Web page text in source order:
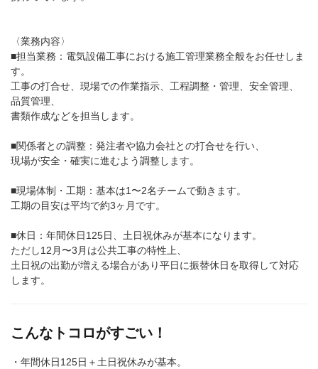
〈業務内容〉
■担当業務：電気設備工事における施工管理業務全般をお任せしま
す。
工事の打合せ、現場での作業指示、工程調整・管理、安全管理、
品質管理、
書類作成などを担当します。
■関係者との調整：発注者や協力会社との打合せを行い、
現場が安全・確実に進むよう調整します。
■現場体制・工期：基本は1〜2名チームで動きます。
工期の目安は平均で約3ヶ月です。
■休日：年間休日125日、土日祝休みが基本になります。
ただし12月〜3月は公共工事の特性上、
土日祝の出勤が増える場合があり平日に振替休日を取得して対応
します。
こんなトコロがすごい！
・年間休日125日＋土日祝休みが基本。